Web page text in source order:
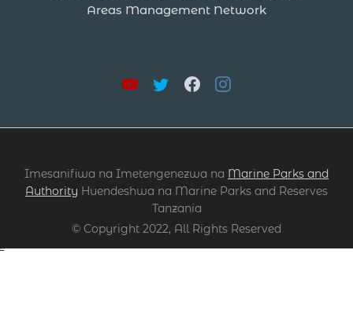
Areas Management Network
Imesanifiwa na Imetengenezwa na Marine Parks and
Authority Huendeshwa na Marine Parks and Reserves
Tanzania
© Copyright 2022, All Rights Reserved